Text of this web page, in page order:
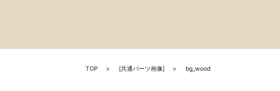
TOP [共通パーツ画像] bg_wood